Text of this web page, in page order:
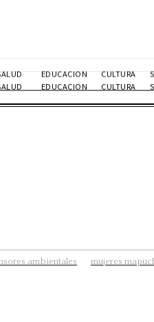
EDUCACION CULTURA
EDUCACION CULTURA
ambientales mujeres